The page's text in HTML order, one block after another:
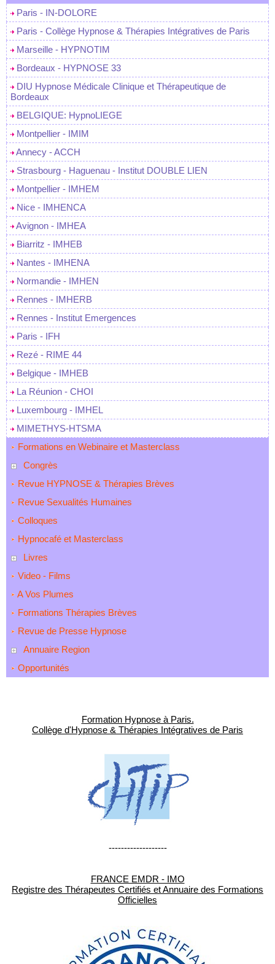
Paris - IN-DOLORE
Paris - Collège Hypnose & Thérapies Intégratives de Paris
Marseille - HYPNOTIM
Bordeaux - HYPNOSE 33
DIU Hypnose Médicale Clinique et Thérapeutique de
Bordeaux
BELGIQUE: HypnoLIEGE
Montpellier - IMIM
Annecy - ACCH
Strasbourg - Haguenau - Institut DOUBLE LIEN
Montpellier - IMHEM
Nice - IMHENCA
Avignon - IMHEA
Biarritz - IMHEB
Nantes - IMHENA
Normandie - IMHEN
Rennes - IMHERB
Rennes - Institut Emergences
Paris - IFH
Rezé - RIME 44
Belgique - IMHEB
La Réunion - CHOI
Luxembourg - IMHEL
MIMETHYS-HTSMA
Formations en Webinaire et Masterclass
Congrès
Revue HYPNOSE & Thérapies Brèves
Revue Sexualités Humaines
Colloques
Hypnocafé et Masterclass
Livres
Video - Films
A Vos Plumes
Formations Thérapies Brèves
Revue de Presse Hypnose
Annuaire Region
Opportunités
Formation Hypnose à Paris.
Collège d'Hypnose & Thérapies Intégratives de Paris
-------------------
FRANCE EMDR - IMO
Registre des Thérapeutes Certifiés et Annuaire des Formations
Officielles